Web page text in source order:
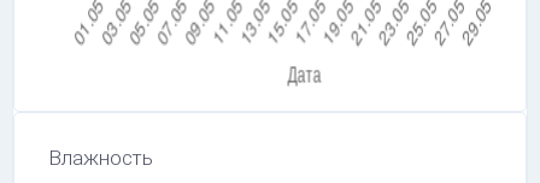
Влажность